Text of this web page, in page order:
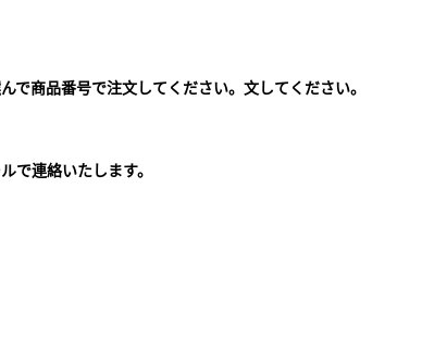
で商品番号で注文してください。文してください。
で連絡いたします。